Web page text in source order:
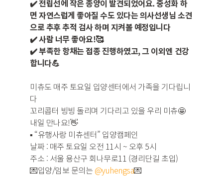
✔️ 전립선에 작은 종양이 발견되었어요. 중성화 하
면 자연스럽게 좋아질 수도 있다는 의사선생님 소견
으로 추후 추적 검사 하며 지켜볼 예정입니다
✔️ 사람 너무 좋아요!🥰
✔️ 부족한 항채는 접종 진행하였고, 그 이외엔 건강
합니다💪
미츄도 매주 토요일 입양센터에서 가족을 기다립니
다
꼬리콥터 빙빙 돌리며 기다리고 있을 우리 미츄🤩
내일 만나요!👋
▪️ “유행사랑 미츄센터” 입양캠페인
날짜 : 매주 토요일 오전 11시 ~ 오후 5시
주소 : 서울 용산구 회나무로11 (경리단길 초입)
💌입양/임보 문의는 @yuhengsa💌